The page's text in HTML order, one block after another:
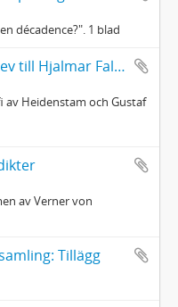
décadence?". 1 blad
Verner von Heidenstam: Brev till Hjalmar Falk, fotografi och diktmanus
av Heidenstam och Gustaf
av Verner von
Tillägg